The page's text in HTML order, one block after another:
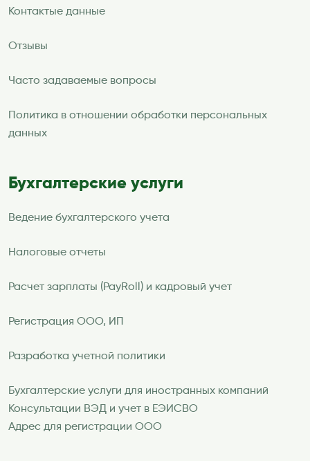
Контактые данные
Отзывы
Часто задаваемые вопросы
Политика в отношении обработки персональных
данных
Бухгалтерские услуги
Ведение бухгалтерского учета
Налоговые отчеты
Расчет зарплаты (PayRoll) и кадровый учет
Регистрация ООО, ИП
Разработка учетной политики
Бухгалтерские услуги для иностранных компаний
Консультации ВЭД и учет в ЕЭИСВО
Адрес для регистрации ООО